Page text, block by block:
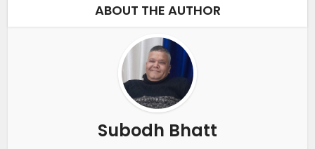
ABOUT THE AUTHOR
Subodh Bhatt